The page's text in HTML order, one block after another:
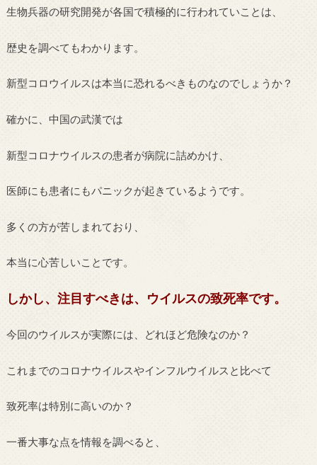
生物兵器の研究開発が各国で積極的に行われていことは、
歴史を調べてもわかります。
新型コロウイルスは本当に恐れるべきものなのでしょうか？
確かに、中国の武漢では
新型コロナウイルスの患者が病院に詰めかけ、
医師にも患者にもパニックが起きているようです。
多くの方が苦しまれており、
本当に心苦しいことです。
しかし、注目すべきは、ウイルスの致死率です。
今回のウイルスが実際には、どれほど危険なのか？
これまでのコロナウイルスやインフルウイルスと比べて
致死率は特別に高いのか？
一番大事な点を情報を調べると、